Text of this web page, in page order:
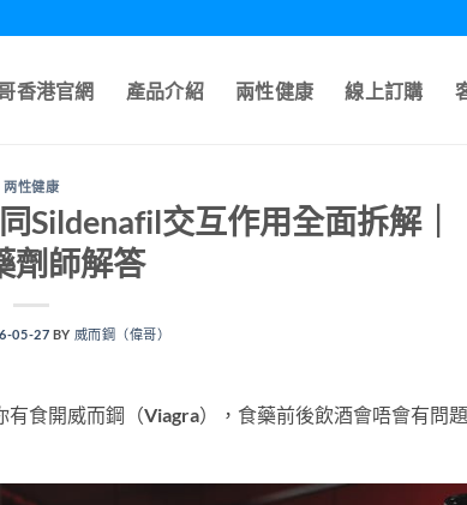
香港官網 產品介紹 兩性健康 線上訂購
两性健康
Sildenafil交互作用全面拆解｜
劑師解答
05-27 BY 威而鋼（偉哥）
食開威而鋼（Viagra），食藥前後飲酒會唔會有問